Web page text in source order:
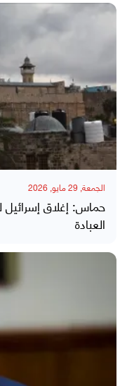
الجمعة, 29 مايو, 2026
حماس: إغلاق إسرائيل
العبادة